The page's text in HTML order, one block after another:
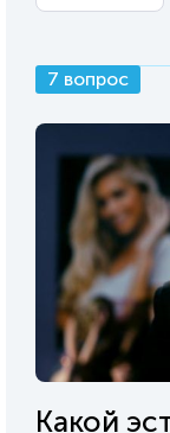
7 вопрос
Какой